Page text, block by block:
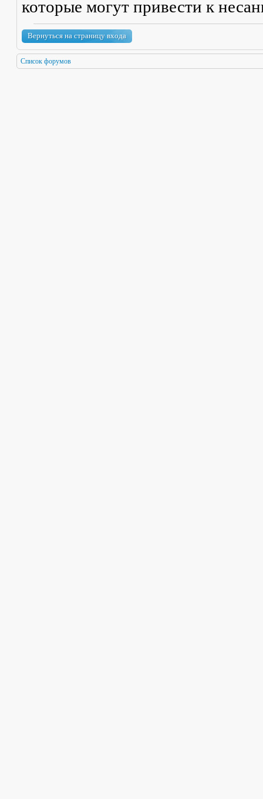
которые могут привести к
Вернуться на страницу входа
Список форумов